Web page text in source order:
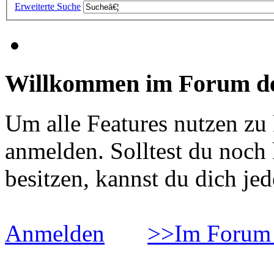
Erweiterte Suche
Willkommen im Forum
Um alle Features nutzen
anmelden. Solltest du
besitzen, kannst du dich
Anmelden >>Im